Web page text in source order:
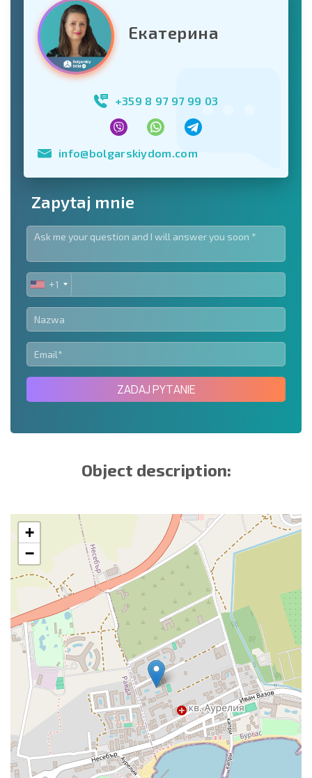
Екатерина
+359 8 97 97 99 03
info@bolgarskiydom.com
Zapytaj mnie
UNITED
STATES
+1
+1
ZADAJ PYTANIE
Object description:
+
−